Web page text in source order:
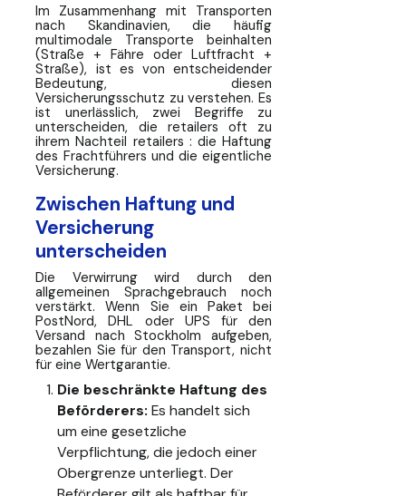
Im Zusammenhang mit Transporten
nach Skandinavien, die häufig
multimodale Transporte beinhalten
(Straße + Fähre oder Luftfracht +
Straße), ist es von entscheidender
Bedeutung, diesen
Versicherungsschutz zu verstehen. Es
ist unerlässlich, zwei Begriffe zu
unterscheiden, die retailers oft zu
ihrem Nachteil retailers : die Haftung
des Frachtführers und die eigentliche
Versicherung.
Zwischen Haftung und
Versicherung
unterscheiden
Die Verwirrung wird durch den
allgemeinen Sprachgebrauch noch
verstärkt. Wenn Sie ein Paket bei
PostNord, DHL oder UPS für den
Versand nach Stockholm aufgeben,
bezahlen Sie für den Transport, nicht
für eine Wertgarantie.
Die beschränkte Haftung des
Beförderers: Es handelt sich
um eine gesetzliche
Verpflichtung, die jedoch einer
Obergrenze unterliegt. Der